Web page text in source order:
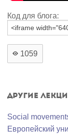
Код для блога:
1059
Другие
Social
Европейский